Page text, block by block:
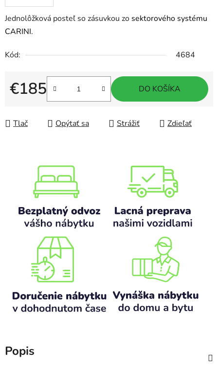
Jednolôžková posteľ so zásuvkou zo sektorového systému
CARINI.
Kód: 4684
€185
Jednotková cena:
DO KOŠÍKA
Tlač Opýtať sa Strážiť Zdieľať
Popis